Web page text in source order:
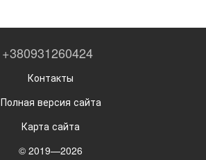
+380931260424
Контакты
Полная версия сайта
Карта сайта
© 2019—2026